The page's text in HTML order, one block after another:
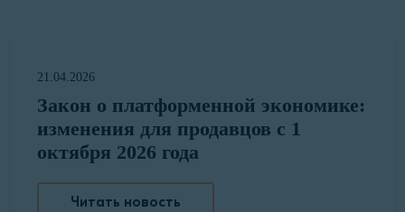
21.04.2026
Закон о платформенной экономике:
изменения для продавцов с 1
октября 2026 года
Читать новость